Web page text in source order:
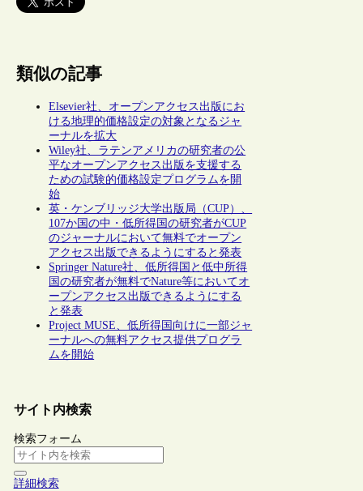
類似の記事
Elsevier社、オープンアクセス出版にお
ける地理的価格設定の対象となるジャ
ーナルを拡大
Wiley社、ラテンアメリカの研究者の公
平なオープンアクセス出版を支援する
ための試験的価格設定プログラムを開
始
英・ケンブリッジ大学出版局（CUP）、
107か国の中・低所得国の研究者がCUP
のジャーナルにおいて無料でオープン
アクセス出版できるようにすると発表
Springer Nature社、低所得国と低中所得
国の研究者が無料でNature等においてオ
ープンアクセス出版できるようにする
と発表
Project MUSE、低所得国向けに一部ジャ
ーナルへの無料アクセス提供プログラ
ムを開始
サイト内検索
検索フォーム
詳細検索